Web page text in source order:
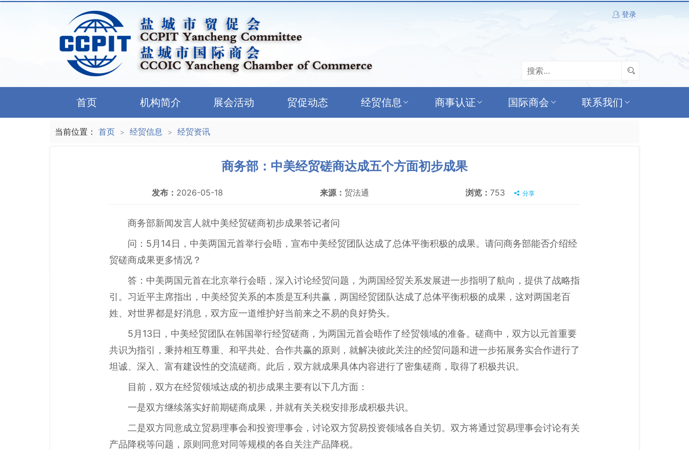
登录
首页 机构简介 展会活动 贸促动态 经贸信息 商事认证 国际商会 联系我们
当前位置： 首页 > 经贸信息 > 经贸资讯
商务部：中美经贸磋商达成五个方面初步成果
发布： 2026-05-18 来源： 贸法通 浏览： 753 分享
商务部新闻发言人就中美经贸磋商初步成果答记者问
问：5月14日，中美两国元首举行会晤，宣布中美经贸团队达成了总体平衡积极的成果。请问商务部能否介绍经
贸磋商成果更多情况？
答：中美两国元首在北京举行会晤，深入讨论经贸问题，为两国经贸关系发展进一步指明了航向，提供了战略指
引。习近平主席指出，中美经贸关系的本质是互利共赢，两国经贸团队达成了总体平衡积极的成果，这对两国老百
姓、对世界都是好消息，双方应一道维护好当前来之不易的良好势头。
5月13日，中美经贸团队在韩国举行经贸磋商，为两国元首会晤作了经贸领域的准备。磋商中，双方以元首重要
共识为指引，秉持相互尊重、和平共处、合作共赢的原则，就解决彼此关注的经贸问题和进一步拓展务实合作进行了
坦诚、深入、富有建设性的交流磋商。此后，双方就成果具体内容进行了密集磋商，取得了积极共识。
目前，双方在经贸领域达成的初步成果主要有以下几方面：
一是双方继续落实好前期磋商成果，并就有关关税安排形成积极共识。
二是双方同意成立贸易理事会和投资理事会，讨论双方贸易投资领域各自关切。双方将通过贸易理事会讨论有关
产品降税等问题，原则同意对同等规模的各自关注产品降税。